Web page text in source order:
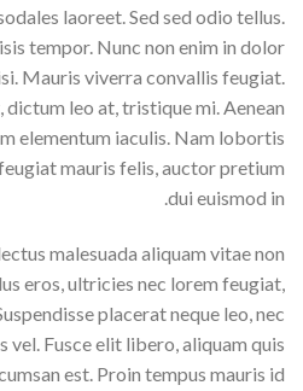
laoreet. Sed sed odio tellus.
tempor. Nunc non enim in dolor
Mauris viverra convallis feugiat.
leo at, tristique mi. Aenean
elementum iaculis. Nam lobortis
mauris felis, auctor pretium
dui euismod in.
malesuada aliquam vitae non
eros, ultricies nec lorem feugiat,
placerat neque leo, nec
vel. Fusce elit libero, aliquam quis
est. Proin tempus mauris id